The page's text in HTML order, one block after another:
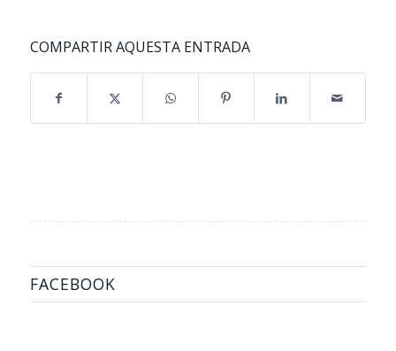
COMPARTIR AQUESTA ENTRADA
FACEBOOK